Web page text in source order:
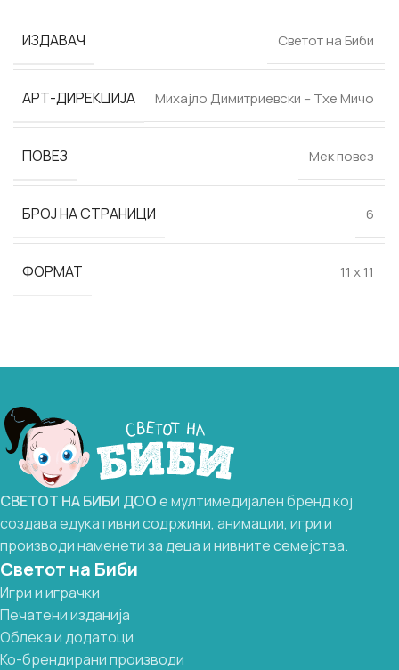
ИЗДАВАЧ Светот на Биби
АРТ-ДИРЕКЦИЈА Михајло Димитриевски – Тхе Мичо
ПОВЕЗ Мек повез
БРОЈ НА СТРАНИЦИ 6
ФОРМАТ 11 х 11
СВЕТОТ НАБИБИ ДООе мултимедијален бренд кој
создава едукативни содржини, анимации, игри и
производи наменети за деца и нивните семејства.
Светот на Биби
Игри и играчки
Печатени изданија
Облека и додатоци
Ко-брендирани производи